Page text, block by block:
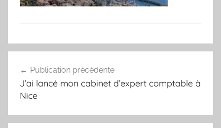
de
l’article
Publication précédente
J’ai lancé mon cabinet d’expert comptable à
Nice